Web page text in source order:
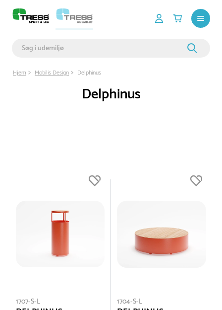
Hjem Mobilis Design Delphinus
Delphinus
1707-S-L 1704-S-L